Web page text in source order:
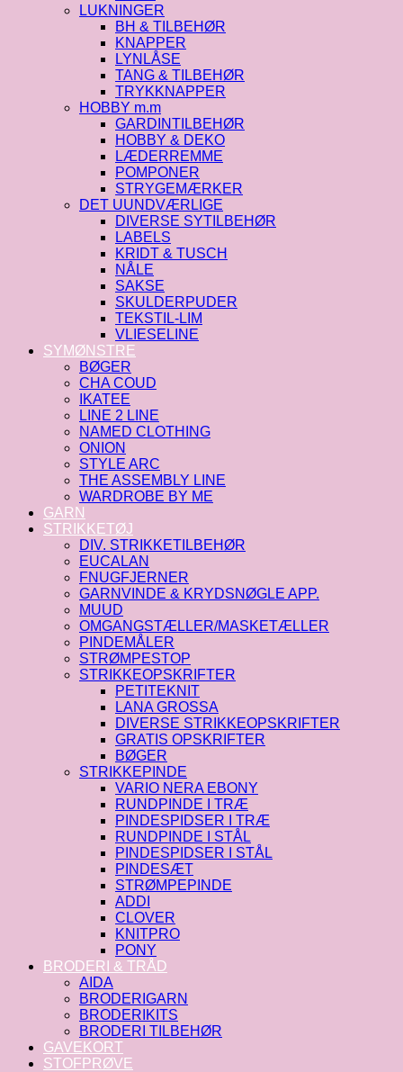
LUKNINGER
BH & TILBEHØR
KNAPPER
LYNLÅSE
TANG & TILBEHØR
TRYKKNAPPER
HOBBY m.m
GARDINTILBEHØR
HOBBY & DEKO
LÆDERREMME
POMPONER
STRYGEMÆRKER
DET UUNDVÆRLIGE
DIVERSE SYTILBEHØR
LABELS
KRIDT & TUSCH
NÅLE
SAKSE
SKULDERPUDER
TEKSTIL-LIM
VLIESELINE
SYMØNSTRE
BØGER
CHA COUD
IKATEE
LINE 2 LINE
NAMED CLOTHING
ONION
STYLE ARC
THE ASSEMBLY LINE
WARDROBE BY ME
GARN
STRIKKETØJ
DIV. STRIKKETILBEHØR
EUCALAN
FNUGFJERNER
GARNVINDE & KRYDSNØGLE APP.
MUUD
OMGANGSTÆLLER/MASKETÆLLER
PINDEMÅLER
STRØMPESTOP
STRIKKEOPSKRIFTER
PETITEKNIT
LANA GROSSA
DIVERSE STRIKKEOPSKRIFTER
GRATIS OPSKRIFTER
BØGER
STRIKKEPINDE
VARIO NERA EBONY
RUNDPINDE I TRÆ
PINDESPIDSER I TRÆ
RUNDPINDE I STÅL
PINDESPIDSER I STÅL
PINDESÆT
STRØMPEPINDE
ADDI
CLOVER
KNITPRO
PONY
BRODERI & TRÅD
AIDA
BRODERIGARN
BRODERIKITS
BRODERI TILBEHØR
GAVEKORT
STOFPRØVE